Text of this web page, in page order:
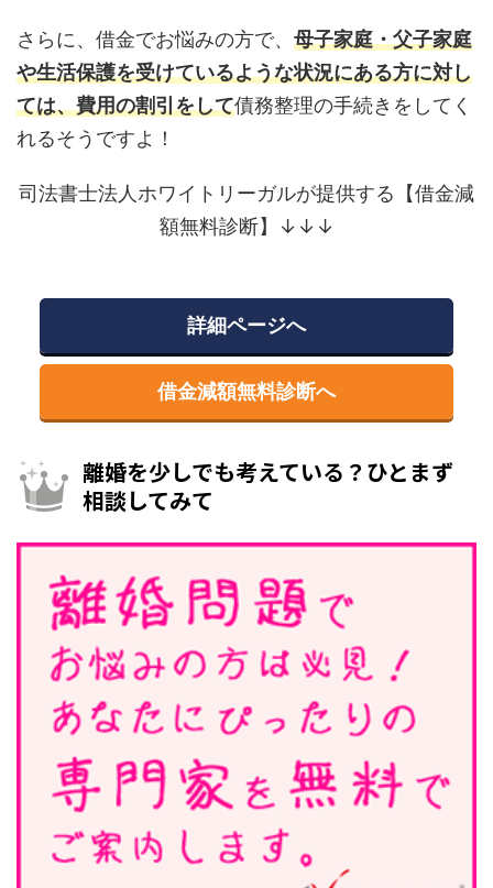
さらに、借金でお悩みの方で、 母子家庭・父子家庭
や生活保護を受けているような状況にある方に対し
ては、費用の割引をして債務整理の手続きをしてく
れるそうですよ！
司法書士法人ホワイトリーガルが提供する【借金減
額無料診断】↓↓↓
詳細ページへ
借金減額無料診断へ
離婚を少しでも考えている？ひとまず
相談してみて